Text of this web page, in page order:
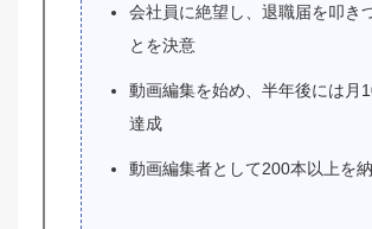
会社員に絶望し、退職届を叩き
とを決意
動画編集を始め、半年後には月
達成
動画編集者として200本以上を